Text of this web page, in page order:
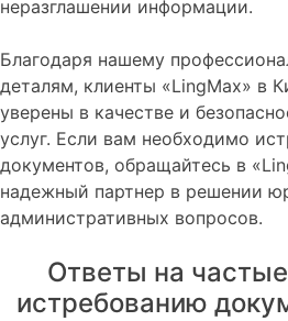
неразглашении информации.
Благодаря нашему
деталям, клиенты «LingMax» в
уверены в качестве и
услуг. Если вам необходимо
документов, обращайтесь в
надежный партнер в решении
административных вопросов.
Ответы на
истребованию